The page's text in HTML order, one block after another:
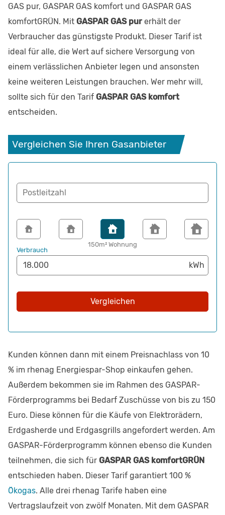
GAS pur, GASPAR GAS komfort und GASPAR GAS
komfortGRÜN. Mit GASPAR GAS purerhält der
Verbraucher das günstigste Produkt. Dieser Tarif ist
ideal für alle, die Wert auf sichere Versorgung von
einem verlässlichen Anbieter legen und ansonsten
keine weiteren Leistungen brauchen. Wer mehr will,
sollte sich für den Tarif GASPAR GAS komfort
entscheiden.
Vergleichen Sie Ihren Gasanbieter
Postleitzahl
150m² Wohnung
Verbrauch
Vergleichen
Kunden können dann mit einem Preisnachlass von 10
% im rhenag Energiespar-Shop einkaufen gehen.
Außerdem bekommen sie im Rahmen des GASPAR-
Förderprogramms bei Bedarf Zuschüsse von bis zu 150
Euro. Diese können für die Käufe von Elektrorädern,
Erdgasherde und Erdgasgrills angefordert werden. Am
GASPAR-Förderprogramm können ebenso die Kunden
teilnehmen, die sich für GASPAR GAS komfortGRÜN
entschieden haben. Dieser Tarif garantiert 100 %
Ökogas. Alle drei rhenag Tarife haben eine
Vertragslaufzeit von zwölf Monaten. Mit dem GASPAR